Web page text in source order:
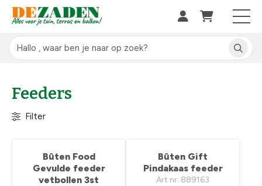
Feeders
Filter
Bûten Food
Gevulde feeder
vetbollen 3st
Bûten Gift
Pindakaas feeder
Art nr. 889163